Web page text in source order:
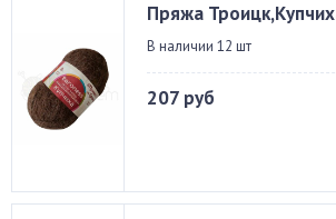
Пряжа
В наличии 12 шт
207 руб